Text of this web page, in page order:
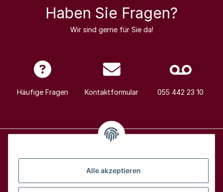
Alle akzeptieren
Haben Sie Fragen?
Wir sind gerne für Sie da!
Häufige Fragen Kontaktformular 055 442 23 10